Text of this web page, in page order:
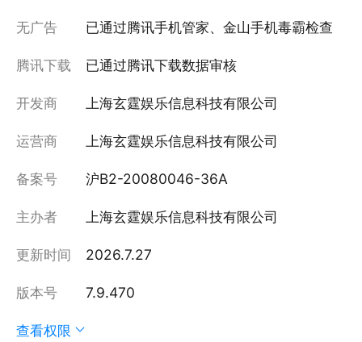
无广告 已通过腾讯手机管家、金山手机毒霸检查
腾讯下载 已通过腾讯下载数据审核
开发商 上海玄霆娱乐信息科技有限公司
运营商 上海玄霆娱乐信息科技有限公司
备案号 沪B2-20080046-36A
主办者 上海玄霆娱乐信息科技有限公司
更新时间 2026.7.27
版本号 7.9.470
查看权限